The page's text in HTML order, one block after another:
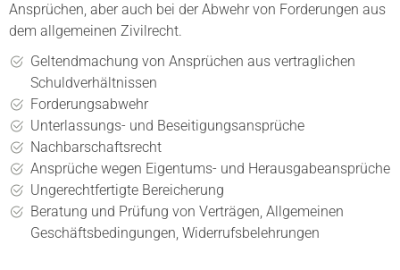
Ansprüchen, aber auch bei der Abwehr von Forderungen aus
dem allgemeinen Zivilrecht.
Geltendmachung von Ansprüchen aus vertraglichen
Schuldverhältnissen
Forderungsabwehr
Unterlassungs- und Beseitigungsansprüche
Nachbarschaftsrecht
Ansprüche wegen Eigentums- und Herausgabeansprüche
Ungerechtfertigte Bereicherung
Beratung und Prüfung von Verträgen, Allgemeinen
Geschäftsbedingungen, Widerrufsbelehrungen